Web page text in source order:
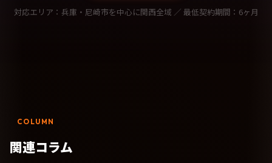
対応エリア：兵庫・尼崎市を中心に関西全域 ／ 最低契約期間：6ヶ月
COLUMN
関連コラム